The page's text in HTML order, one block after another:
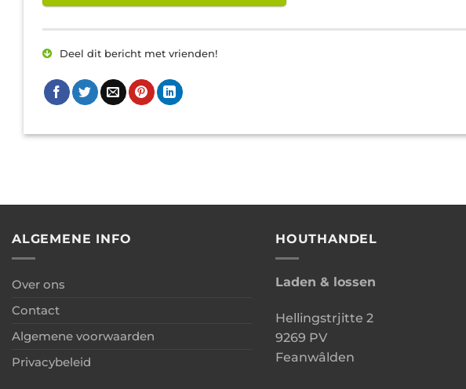
Deel dit bericht met vrienden!
ALGEMENE INFO
Over ons
Contact
Algemene voorwaarden
Privacybeleid
HOUTHANDEL
Laden & lossen
Hellingstrjitte 2
9269 PV
Feanwâlden